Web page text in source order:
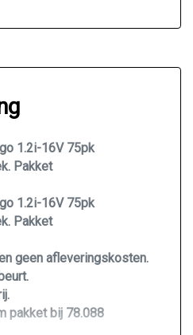
kleine afleverbeurt.
1.2i-16V 75pk
Pakket
1.2i-16V 75pk
Pakket
geen afleveringskosten.
pakket bij 78.088